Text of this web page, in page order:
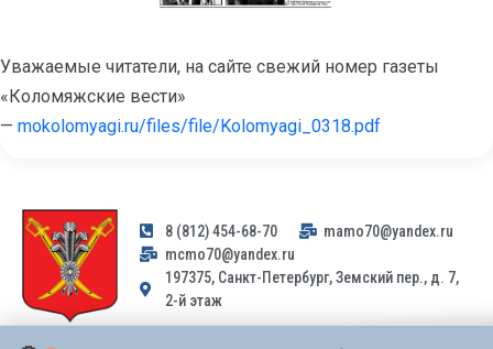
Уважаемые читатели, на сайте свежий номер газеты
«Коломяжские вести»
— mokolomyagi.ru/files/file/Kolomyagi_0318.pdf
8 (812) 454-68-70
mamo70@yandex.ru
mcmo70@yandex.ru
197375, Санкт-Петербург, Земский пер., д. 7,
2-й этаж